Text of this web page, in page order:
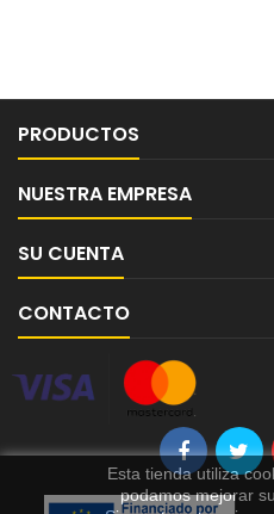
PRODUCTOS
NUESTRA EMPRESA
SU CUENTA
CONTACTO
Esta tienda utiliza
podamos mejorar